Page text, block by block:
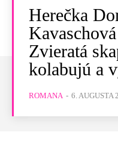
Herečka
Zvieratá
kolabujú a
ROMANA - 6. AUGUSTA